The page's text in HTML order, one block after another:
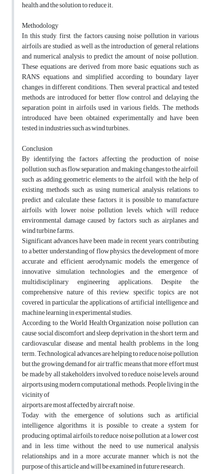
health and the solution to reduce it.
Methodology
In this study, first, the factors causing noise pollution in various
airfoils are studied, as well as the introduction of general relations
and numerical analysis to predict the amount of noise pollution.
These equations are derived from more basic equations such as
RANS equations and simplified according to boundary layer
changes in different conditions. Then, several practical and tested
methods are introduced for better flow control and delaying the
separation point in airfoils used in various fields. The methods
introduced have been obtained experimentally and have been
tested in industries such as wind turbines.
Conclusion
By identifying the factors affecting the production of noise
pollution, such as flow separation, and making changes to the airfoil,
such as adding geometric elements to the airfoil, with the help of
existing methods such as using numerical analysis relations to
predict and calculate these factors, it is possible to manufacture
airfoils with lower noise pollution levels, which will reduce
environmental damage caused by factors such as airplanes and
wind turbine farms.
Significant advances have been made in recent years, contributing
to a better understanding of flow physics, the development of more
accurate and efficient aerodynamic models, the emergence of
innovative simulation technologies, and the emergence of
multidisciplinary engineering applications. Despite the
comprehensive nature of this review, specific topics are not
covered, in particular the applications of artificial intelligence and
machine learning in experimental studies.
According to the World Health Organization, noise pollution can
cause social discomfort and sleep deprivation in the short term, and
cardiovascular disease and mental health problems in the long
term. Technological advances are helping to reduce noise pollution,
but the growing demand for air traffic means that more effort must
be made by all stakeholders involved to reduce noise levels around
airports using modern computational methods. People living in the
vicinity of
airports are most affected by aircraft noise.
Today, with the emergence of solutions such as artificial
intelligence algorithms, it is possible to create a system for
producing optimal airfoils to reduce noise pollution at a lower cost
and in less time, without the need to use numerical analysis
relationships, and in a more accurate manner, which is not the
purpose of this article and will be examined in future research.